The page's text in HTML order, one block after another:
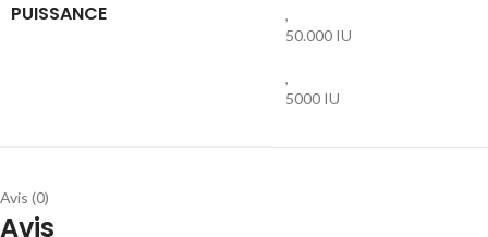
PUISSANCE
,
50.000 IU
,
5000 IU
Avis (0)
Avis